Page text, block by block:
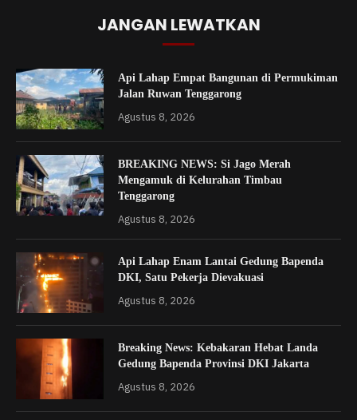
JANGAN LEWATKAN
Api Lahap Empat Bangunan di Permukiman
Jalan Ruwan Tenggarong
Agustus 8, 2026
BREAKING NEWS: Si Jago Merah
Mengamuk di Kelurahan Timbau
Tenggarong
Agustus 8, 2026
Api Lahap Enam Lantai Gedung Bapenda
DKI, Satu Pekerja Dievakuasi
Agustus 8, 2026
Breaking News: Kebakaran Hebat Landa
Gedung Bapenda Provinsi DKI Jakarta
Agustus 8, 2026